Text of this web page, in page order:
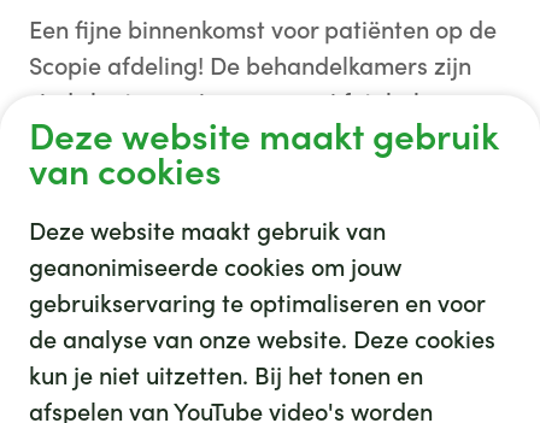
Een fijne binnenkomst voor patiënten op de
Scopie afdeling! De behandelkamers zijn
sinds kort voorzien van mooi fotobehang
met afbeeldingen uit Gouda en omgeving.
Afgeronde projecten
Deze website maakt gebruik
van cookies
Deze website maakt gebruik van
geanonimiseerde cookies om jouw
gebruikservaring te optimaliseren en voor
de analyse van onze website. Deze cookies
kun je niet uitzetten. Bij het tonen en
afspelen van YouTube video's worden